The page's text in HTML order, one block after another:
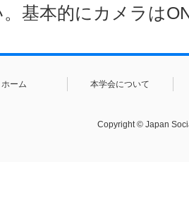
基本的にカメラは
ホーム 本学会について
Copyright © Japan